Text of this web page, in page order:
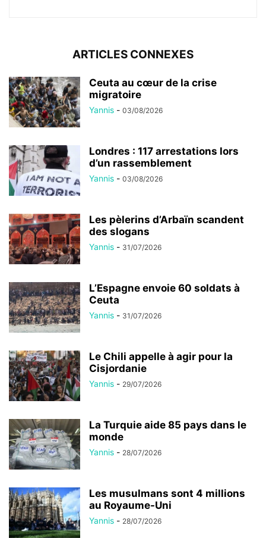
ARTICLES CONNEXES
Ceuta au cœur de la crise
migratoire
Yannis - 03/08/2026
Londres : 117 arrestations lors
d’un rassemblement
Yannis - 03/08/2026
Les pèlerins d’Arbaïn scandent
des slogans
Yannis - 31/07/2026
L’Espagne envoie 60 soldats à
Ceuta
Yannis - 31/07/2026
Le Chili appelle à agir pour la
Cisjordanie
Yannis - 29/07/2026
La Turquie aide 85 pays dans le
monde
Yannis - 28/07/2026
Les musulmans sont 4 millions
au Royaume-Uni
Yannis - 28/07/2026